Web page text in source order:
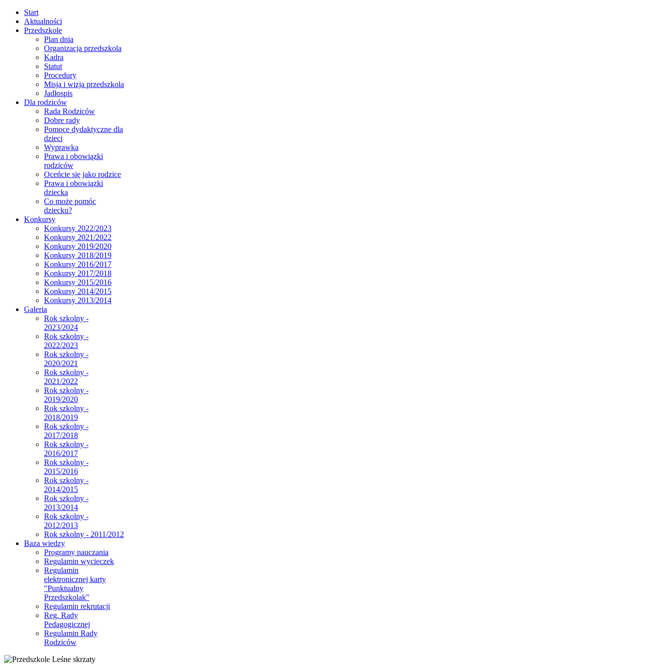
Start
Aktualności
Przedszkole
Plan dnia
Organizacja przedszkola
Kadra
Statut
Procedury
Misja i wizja przedszkola
Jadłospis
Dla rodziców
Rada Rodziców
Dobre rady
Pomoce dydaktyczne dla
dzieci
Wyprawka
Prawa i obowiązki
rodziców
Oceńcie się jako rodzice
Prawa i obowiązki
dziecka
Co może pomóc
dziecku?
Konkursy
Konkursy 2022/2023
Konkursy 2021/2022
Konkursy 2019/2020
Konkursy 2018/2019
Konkursy 2016/2017
Konkursy 2017/2018
Konkursy 2015/2016
Konkursy 2014/2015
Konkursy 2013/2014
Galeria
Rok szkolny -
2023/2024
Rok szkolny -
2022/2023
Rok szkolny -
2020/2021
Rok szkolny -
2021/2022
Rok szkolny -
2019/2020
Rok szkolny -
2018/2019
Rok szkolny -
2017/2018
Rok szkolny -
2016/2017
Rok szkolny -
2015/2016
Rok szkolny -
2014/2015
Rok szkolny -
2013/2014
Rok szkolny -
2012/2013
Rok szkolny - 2011/2012
Baza wiedzy
Programy nauczania
Regulamin wycieczek
Regulamin
elektronicznej karty
"Punktualny
Przedszkolak"
Regulamin rekrutacji
Reg. Rady
Pedagogicznej
Regulamin Rady
Rodziców